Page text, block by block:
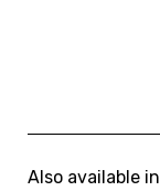
Also available in